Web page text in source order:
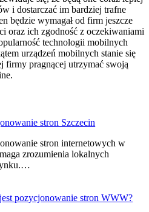
i dostarczać im bardziej trafne
będzie wymagał od firm jeszcze
oraz ich zgodność z oczekiwaniami
technologii mobilnych
urządzeń mobilnych stanie się
firmy pragnącej utrzymać swoją
stron Szczecin
stron internetowych w
zrozumienia lokalnych
pozycjonowanie stron WWW?